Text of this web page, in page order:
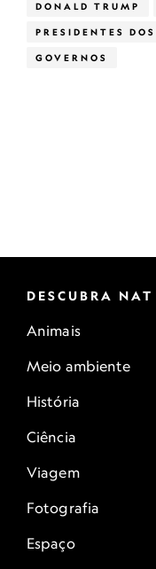
DONALD TRUMP
PRESIDENTES
GOVERNOS
DESCUBRA NAT
Animais
Meio ambiente
História
Ciência
Viagem
Fotografia
Espaço